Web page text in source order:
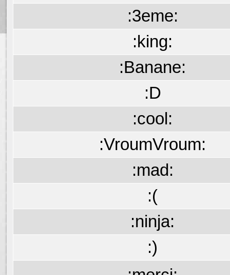
:3eme:
:king:
:Banane:
:D
:cool:
:VroumVroum:
:mad:
:(
:ninja:
:)